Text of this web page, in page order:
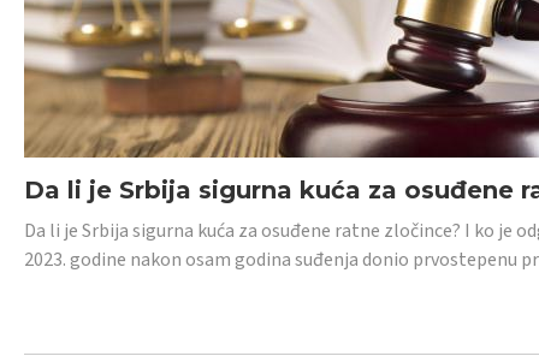
Da li je Srbija sigurna kuća za osuđene
Da li je Srbija sigurna kuća za osuđene ratne zločince? I ko je
2023. godine nakon osam godina suđenja donio prvostepenu